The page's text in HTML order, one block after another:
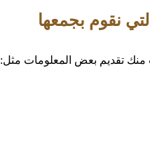
نقوم بجمعها
منك تقديم بعض المعلومات مثل: